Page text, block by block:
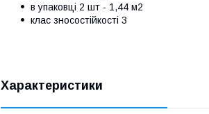
в упаковці 2 шт - 1,44 м2
клас зносостійкості 3
Характеристики